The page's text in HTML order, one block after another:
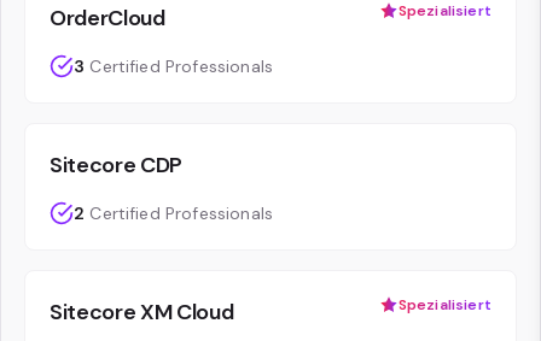
OrderCloud Spezialisiert
3 Certified Professionals
Sitecore CDP
2 Certified Professionals
Sitecore XM Cloud Spezialisiert